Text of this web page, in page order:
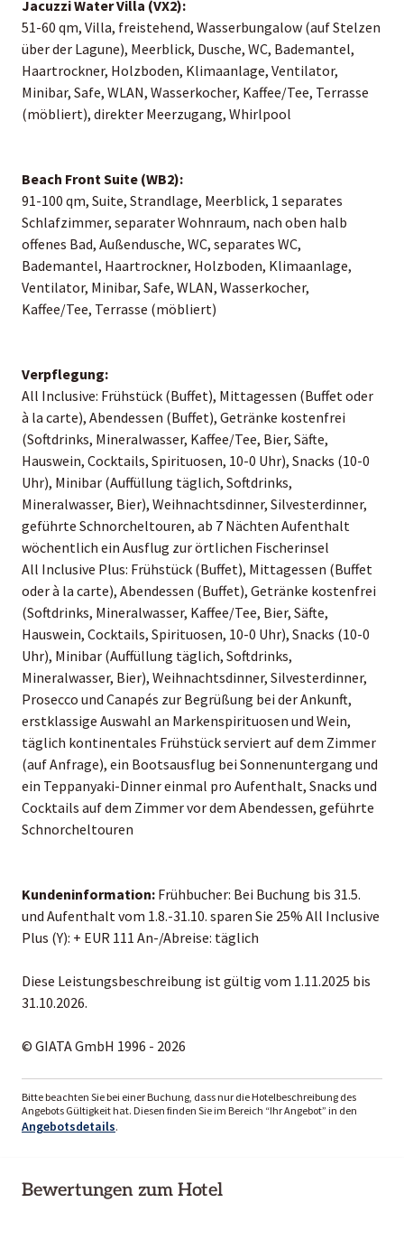
Jacuzzi Water Villa (VX2):
51-60 qm, Villa, freistehend, Wasserbungalow (auf Stelzen
über der Lagune), Meerblick, Dusche, WC, Bademantel,
Haartrockner, Holzboden, Klimaanlage, Ventilator,
Minibar, Safe, WLAN, Wasserkocher, Kaffee/Tee, Terrasse
(möbliert), direkter Meerzugang, Whirlpool
Beach Front Suite (WB2):
91-100 qm, Suite, Strandlage, Meerblick, 1 separates
Schlafzimmer, separater Wohnraum, nach oben halb
offenes Bad, Außendusche, WC, separates WC,
Bademantel, Haartrockner, Holzboden, Klimaanlage,
Ventilator, Minibar, Safe, WLAN, Wasserkocher,
Kaffee/Tee, Terrasse (möbliert)
Verpflegung:
All Inclusive: Frühstück (Buffet), Mittagessen (Buffet oder
à la carte), Abendessen (Buffet), Getränke kostenfrei
(Softdrinks, Mineralwasser, Kaffee/Tee, Bier, Säfte,
Hauswein, Cocktails, Spirituosen, 10-0 Uhr), Snacks (10-0
Uhr), Minibar (Auffüllung täglich, Softdrinks,
Mineralwasser, Bier), Weihnachtsdinner, Silvesterdinner,
geführte Schnorcheltouren, ab 7 Nächten Aufenthalt
wöchentlich ein Ausflug zur örtlichen Fischerinsel
All Inclusive Plus: Frühstück (Buffet), Mittagessen (Buffet
oder à la carte), Abendessen (Buffet), Getränke kostenfrei
(Softdrinks, Mineralwasser, Kaffee/Tee, Bier, Säfte,
Hauswein, Cocktails, Spirituosen, 10-0 Uhr), Snacks (10-0
Uhr), Minibar (Auffüllung täglich, Softdrinks,
Mineralwasser, Bier), Weihnachtsdinner, Silvesterdinner,
Prosecco und Canapés zur Begrüßung bei der Ankunft,
erstklassige Auswahl an Markenspirituosen und Wein,
täglich kontinentales Frühstück serviert auf dem Zimmer
(auf Anfrage), ein Bootsausflug bei Sonnenuntergang und
ein Teppanyaki-Dinner einmal pro Aufenthalt, Snacks und
Cocktails auf dem Zimmer vor dem Abendessen, geführte
Schnorcheltouren
Kundeninformation: Frühbucher: Bei Buchung bis 31.5.
und Aufenthalt vom 1.8.-31.10. sparen Sie 25% All Inclusive
Plus (Y): + EUR 111 An-/Abreise: täglich
Diese Leistungsbeschreibung ist gültig vom 1.11.2025 bis
31.10.2026.
© GIATA GmbH 1996 - 2026
Bitte beachten Sie bei einer Buchung, dass nur die Hotelbeschreibung des
Angebots Gültigkeit hat. Diesen finden Sie im Bereich “Ihr Angebot” in den
Angebotsdetails.
Bewertungen zum Hotel